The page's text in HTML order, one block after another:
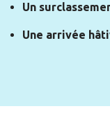
Un
Une arrivée